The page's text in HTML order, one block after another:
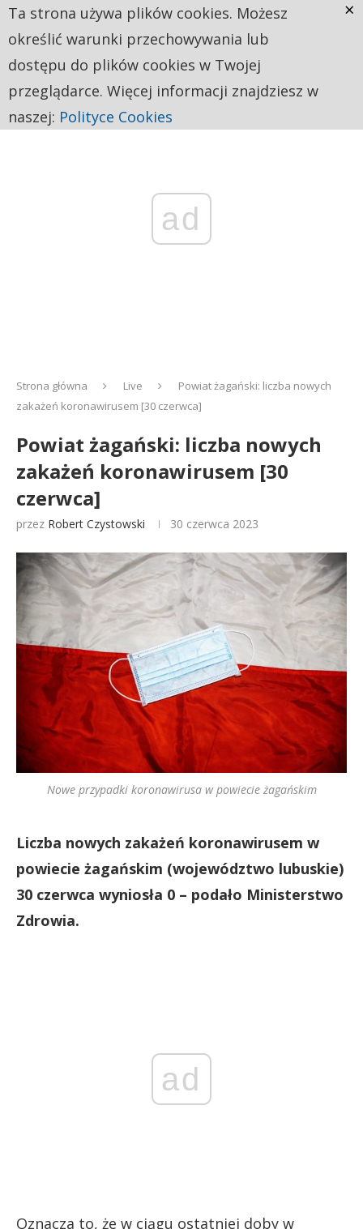
ad
Strona główna Live
Powiat żagański: liczba nowych
zakażeń koronawirusem [30 czerwca]
Powiat żagański: liczba nowych
zakażeń koronawirusem [30
czerwca]
przez Robert Czystowski 30 czerwca 2023
Nowe przypadki koronawirusa w powiecie żagańskim
Liczba nowych zakażeń koronawirusem w
powiecie żagańskim (województwo lubuskie)
30 czerwca wyniosła 0 – podało Ministerstwo
Zdrowia.
ad
Oznacza to, że w ciągu ostatniej doby w
Ta strona używa plików cookies. Możesz
określić warunki przechowywania lub
dostępu do plików cookies w Twojej
przeglądarce. Więcej informacji znajdziesz w
naszej: Polityce Cookies
×